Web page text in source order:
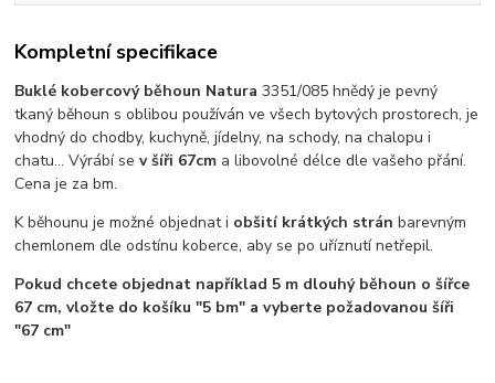
Kompletní specifikace
Buklé kobercový běhoun Natura 3351/085 hnědý je pevný
tkaný běhoun s oblibou používán ve všech bytových prostorech, je
vhodný do chodby, kuchyně, jídelny, na schody, na chalopu i
chatu... Výrábí sev šíři 67cm a libovolné délce dle vašeho přání.
Cena je za bm.
K běhounu je možné objednat i obšití krátkých strán barevným
chemlonem dle odstínu koberce, aby se po uříznutí netřepil.
Pokud chcete objednat například 5 m dlouhý běhoun o šířce
67 cm, vložte do košíku "5 bm" a vyberte požadovanou šíři
"67 cm"